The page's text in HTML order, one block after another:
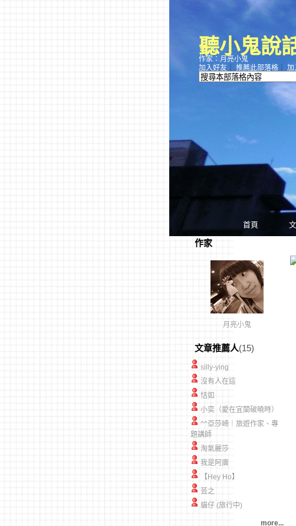
聽小鬼說
首頁
加入好友 ｜ 推薦此部落格｜加
作家：月亮小鬼
作家
月亮小鬼
文章推薦人(15)
silly-ying
沒有人在這
恬如
小奕（愛在宜蘭破曉時）
^^亞莎崎｜旅遊作家、專
題講師
淘氣麗莎
我是阿廣
【Hey Ho】
芸之
貓仔 (旅行中)
more...